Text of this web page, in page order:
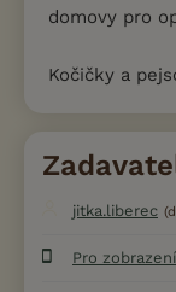
domovy pro
Kočičky a
jitka.liberec
Pro